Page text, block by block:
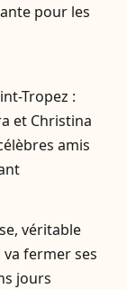
pour les
Tropez :
et Christina
amis
véritable
fermer ses
jours